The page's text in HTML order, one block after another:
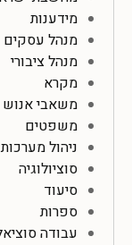
מידענות
מנהל עסקים
מנהל ציבורי
מקרא
משאבי אנוש
משפטים
ניהול
סוציולוגיה
סיעוד
ספרות
עבודה